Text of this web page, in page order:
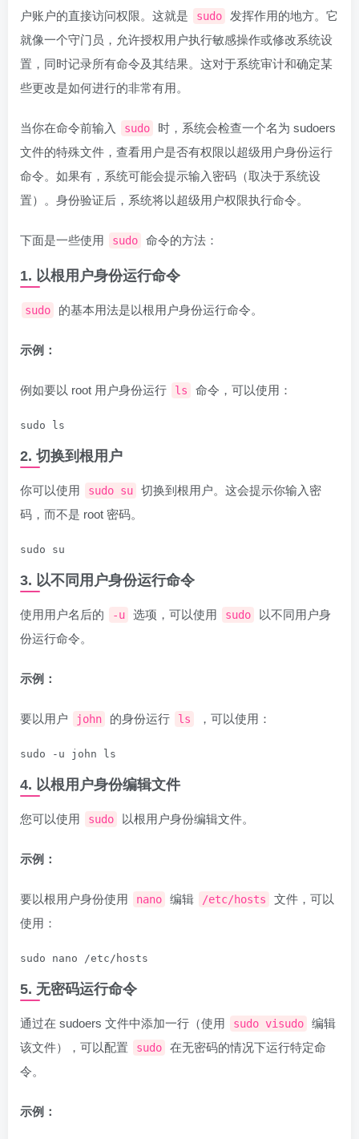
户账户的直接访问权限。这就是
sudo
发挥作用的地方。它
就像一个守门员，允许授权用户执行敏感操作或修改系统设
置，同时记录所有命令及其结果。这对于系统审计和确定某
些更改是如何进行的非常有用。
当你在命令前输入 sudo
时，系统会检查一个名为 sudoers
文件的特殊文件，查看用户是否有权限以超级用户身份运行
命令。如果有，系统可能会提示输入密码（取决于系统设
置）。身份验证后，系统将以超级用户权限执行命令。
下面是一些使用 sudo 命令的方法：
1. 以根用户身份运行命令
sudo 的基本用法是以根用户身份运行命令。
示例：
例如要以 root 用户身份运行 ls 命令，可以使用：
sudo ls
2. 切换到根用户
你可以使用 sudo su
切换到根用户。这会提示你输入密
码，而不是 root 密码。
sudo su
3. 以不同用户身份运行命令
使用用户名后的 -u 选项，可以使用 sudo
以不同用户身
份运行命令。
示例：
要以用户 john 的身份运行 ls ，可以使用：
sudo -u john ls
4. 以根用户身份编辑文件
您可以使用 sudo 以根用户身份编辑文件。
示例：
要以根用户身份使用 nano 编辑 /etc/hosts
文件，可以
使用：
sudo nano /etc/hosts
5. 无密码运行命令
通过在 sudoers 文件中添加一行（使用 sudo visudo
编辑
该文件），可以配置
sudo
在无密码的情况下运行特定命
令。
示例：